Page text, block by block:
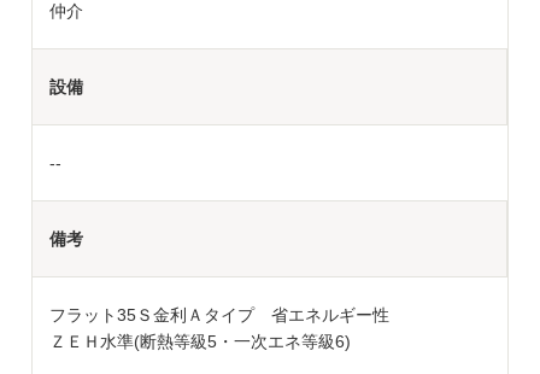
仲介
設備
--
備考
フラット35Ｓ金利Ａタイプ 省エネルギー性
ＺＥＨ水準(断熱等級5・一次エネ等級6)